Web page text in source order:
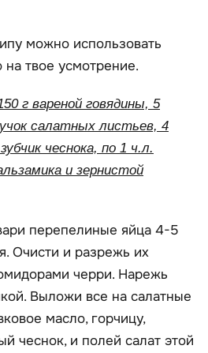
можно использовать
твое усмотрение.
г вареной говядины, 5
салатных листьев, 4
чеснока, по 1 ч.л.
и зернистой
перепелиные яйца 4-5
Очисти и разрежь их
черри. Нарежь
Выложи все на салатные
масло, горчицу,
чеснок, и полей салат этой